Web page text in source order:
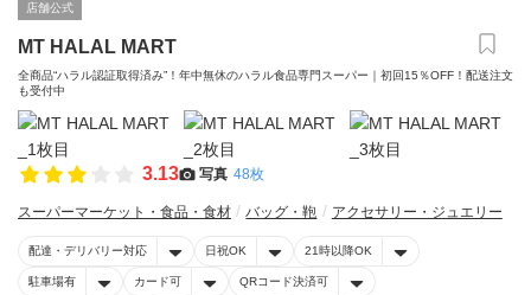
店舗公式
MT HALAL MART
全商品“ハラル認証取得済み”！年中無休のハラル食品専門スーパー｜初回15％OFF！配送注文
も受付中
3.13 写真 48枚
スーパーマーケット・食品・食材 バッグ・鞄 アクセサリー・ジュエリー
配達・デリバリー対応 日祝OK 21時以降OK
駐車場有 カード可 QRコード決済可